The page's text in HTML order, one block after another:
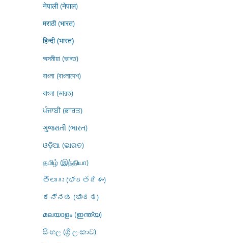
नेपाली (नेपाल)
मराठी (भारत)
हिन्दी (भारत)
অসমীয়া (ভাৰত)
বাংলা (বাংলাদেশ)
বাংলা (ভারত)
ਪੰਜਾਬੀ (ਭਾਰਤ)
ગુજરાતી (ભારત)
ଓଡ଼ିଆ (ଭାରତ)
தமிழ் (இந்தியா)
తెలుగు (భారతదేశం)
ಕನ್ನಡ (ಭಾರತ)
മലയാളം (ഇന്ത്യ)
සිංහල (ශ්‍රී ලංකාව)